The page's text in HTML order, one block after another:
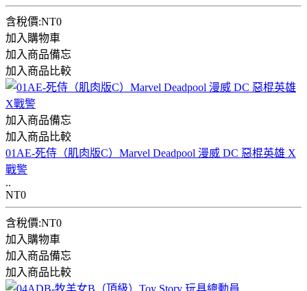
含稅價:NT0
加入購物車
加入商品備忘
加入商品比較
加入商品備忘
加入商品比較
01AE-死侍（肌肉版C）Marvel Deadpool 漫威 DC 惡棍英雄 X
戰警
..
NT0
含稅價:NT0
加入購物車
加入商品備忘
加入商品比較